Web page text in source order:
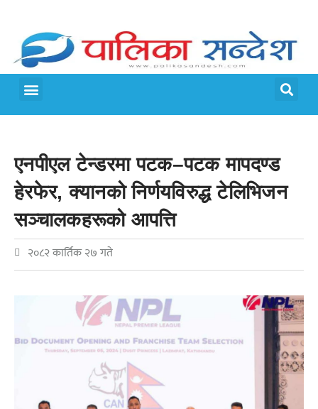
एनपीएल टेन्डरमा पटक–पटक मापदण्ड
हेरफेर, क्यानको निर्णयविरुद्ध टेलिभिजन
सञ्चालकहरूको आपत्ति
२०८२ कार्तिक २७ गते